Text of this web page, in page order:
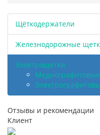
Щёткодержатели
Железнодорожные
Электрощетки
Меднографитовые
Отзывы и рекомендации
Клиент